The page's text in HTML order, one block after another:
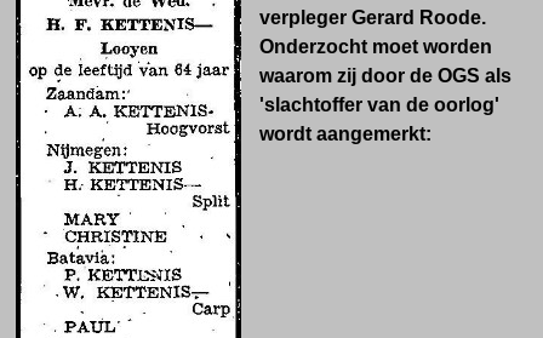
verpleger Gerard Roode.
Onderzocht moet worden
waarom zij door de OGS als
'slachtoffer van de oorlog'
wordt aangemerkt: